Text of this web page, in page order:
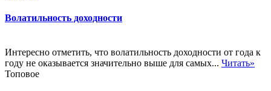
Волатильность доходности
Интересно отметить, что волатильность доходности от года к
году не оказывается значительно выше для самых... Читать»
Топовое